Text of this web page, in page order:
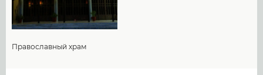
Православный храм